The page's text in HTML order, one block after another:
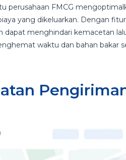
perusahaan FMCG
yang dikeluarkan. Dengan
dapat menghindari kemacetan
waktu dan bahan bakar